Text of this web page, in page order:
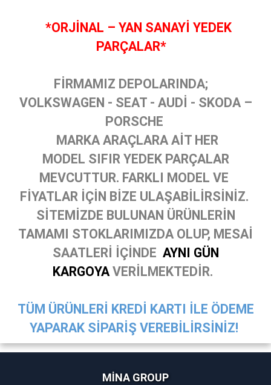
*ORJİNAL – YAN SANAYİ YEDEK
PARÇALAR*
FİRMAMIZ DEPOLARINDA;
VOLKSWAGEN - SEAT - AUDİ - SKODA –
PORSCHE
MARKA ARAÇLARA AİT HER
MODEL SIFIR YEDEK PARÇALAR
MEVCUTTUR. FARKLI MODEL VE
FİYATLAR İÇİN BİZE ULAŞABİLİRSİNİZ.
SİTEMİZDE BULUNAN ÜRÜNLERİN
TAMAMI STOKLARIMIZDA OLUP, MESAİ
SAATLERİ İÇİNDE AYNI GÜN
KARGOYA VERİLMEKTEDİR.
TÜM ÜRÜNLERİ KREDİ KARTI İLE ÖDEME
YAPARAK SİPARİŞ VEREBİLİRSİNİZ!
MİNA GROUP